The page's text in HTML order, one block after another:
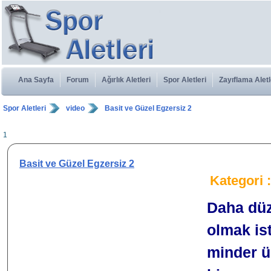
Ana Sayfa Forum Ağırlık Aletleri Spor Aletleri Zayıflama
Spor Aletleri video Basit ve Güzel Egzersiz 2
1
Basit ve Güzel Egzersiz 2
Kategori
Daha
olmak
minder